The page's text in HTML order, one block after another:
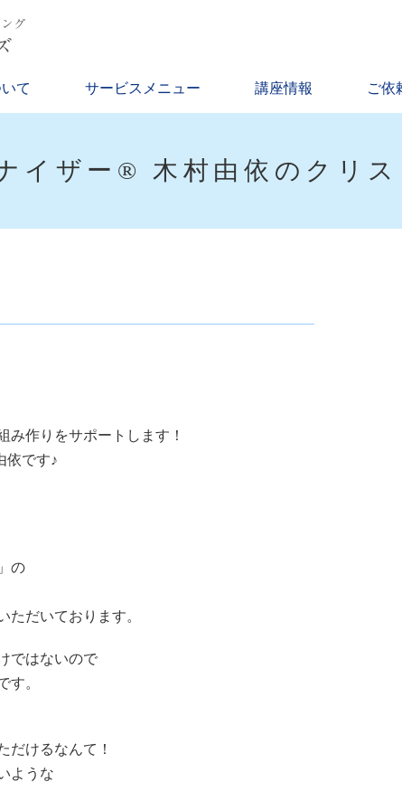
て サービスメニュー 講座情報 ご依
イザー® 木村由依のクリス
み作りをサポートします！
依です♪
の
ただいております。
ではないので
す。
だけるなんて！
ような